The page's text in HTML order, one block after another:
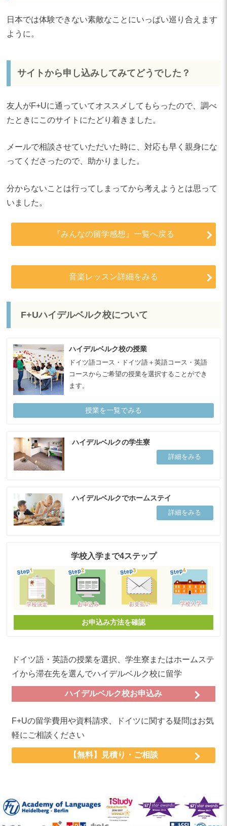
日本では体験できない素敵なことにいっぱい巡り合えます
ように。
サイトから申し込みしてみてどうでした？
友人がF+Uに通っていてオススメしてもらったので、調べ
たときにこのサイトにたどり着きました。
メールで相談させていただいた時に、対応も早く親身にな
ってくださったので、助かりました。
分からないことは行ってしまってから考えようとは思って
いました。
『みんなの留学感想』一覧へ戻る
音楽レッスン詳細をみる
F+Uハイデルベルク校について
ハイデルベルク校の授業
ドイツ語コース・ドイツ語＋英語コース・英語
コースからご希望の授業を選択することができ
ます。
授業を一覧でみる
ハイデルベルクの学生寮
詳細をみる
ハイデルベルクでホームステイ
詳細をみる
学校入学まで4ステップ
お申込み方法を確認
ドイツ語・英語の授業を選択、学生寮またはホームステ
イから滞在先を選んでハイデルベルク校に留学
ハイデルベルク校お申込み
F+Uの留学費用や資料請求、ドイツに関する疑問はお気
軽にご相談ください
【無料】見積り・ご相談